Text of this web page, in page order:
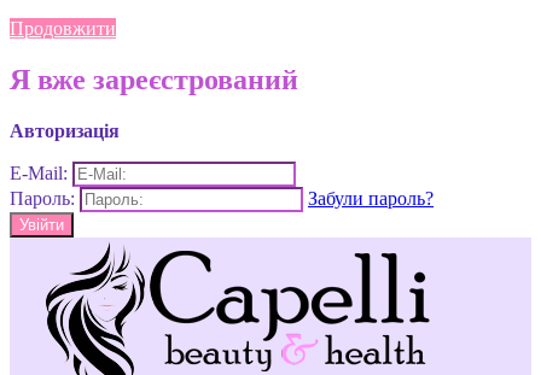
Продовжити
Я вже зареєстрований
Авторизація
E-Mail:
Пароль:
Забули пароль?